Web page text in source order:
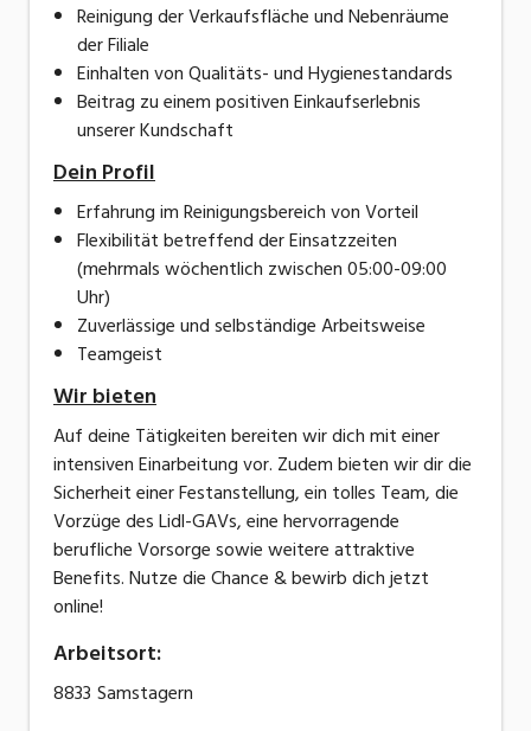
Reinigung der Verkaufsfläche und Nebenräume
der Filiale
Einhalten von Qualitäts- und Hygienestandards
Beitrag zu einem positiven Einkaufserlebnis
unserer Kundschaft
Dein Profil
Erfahrung im Reinigungsbereich von Vorteil
Flexibilität betreffend der Einsatzzeiten
(mehrmals wöchentlich zwischen 05:00-09:00
Uhr)
Zuverlässige und selbständige Arbeitsweise
Teamgeist
Wir bieten
Auf deine Tätigkeiten bereiten wir dich mit einer
intensiven Einarbeitung vor. Zudem bieten wir dir die
Sicherheit einer Festanstellung, ein tolles Team, die
Vorzüge des Lidl-GAVs, eine hervorragende
berufliche Vorsorge sowie weitere attraktive
Benefits. Nutze die Chance & bewirb dich jetzt
online!
Arbeitsort:
8833 Samstagern